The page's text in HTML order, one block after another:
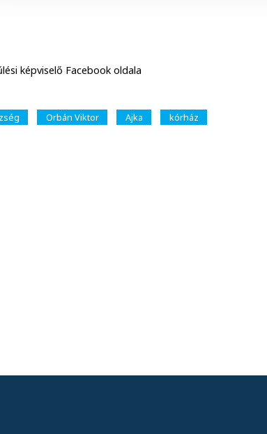
képviselő Facebook oldala
Orbán Viktor Ajka kórház